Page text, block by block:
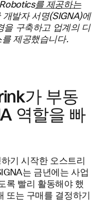
를 제공하는
발자 서명(SIGNA)에
을 구축하고 업계의 디
제공했습니다.
가 부동
역할을 빠
기 시작한 오스트리
는 금년에는 사업
록 빨리 활동해야 했
또는 구매를 결정하기